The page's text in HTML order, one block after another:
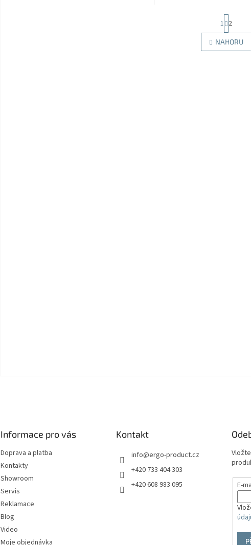
O
v
t
r
á
n
1 2
NAHORU
Informace pro vás
Doprava a platba
Kontakty
Showroom
Servis
Reklamace
Blog
Video
Moje objednávka
Kontakt
info@ergo-product.cz
+420 733 404 303
+420 608 983 095
E-